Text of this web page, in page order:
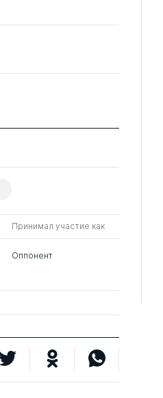
Принимал участие как
Оппонент